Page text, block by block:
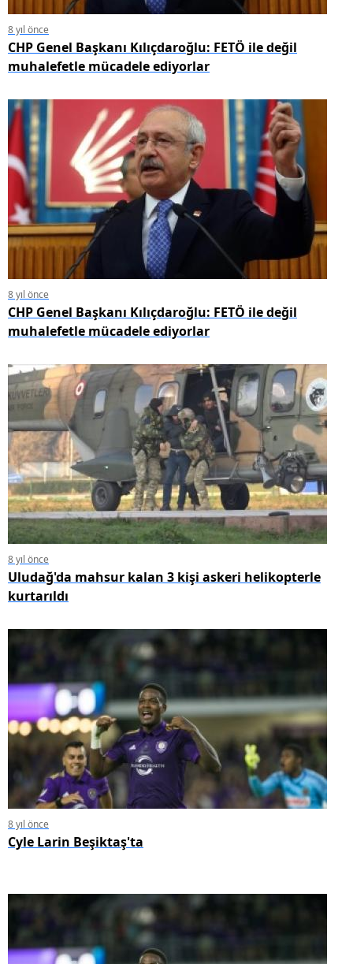
8 yıl önce
CHP Genel Başkanı Kılıçdaroğlu: FETÖ ile değil
muhalefetle mücadele ediyorlar
8 yıl önce
CHP Genel Başkanı Kılıçdaroğlu: FETÖ ile değil
muhalefetle mücadele ediyorlar
8 yıl önce
Uludağ'da mahsur kalan 3 kişi askeri helikopterle
kurtarıldı
8 yıl önce
Cyle Larin Beşiktaş'ta